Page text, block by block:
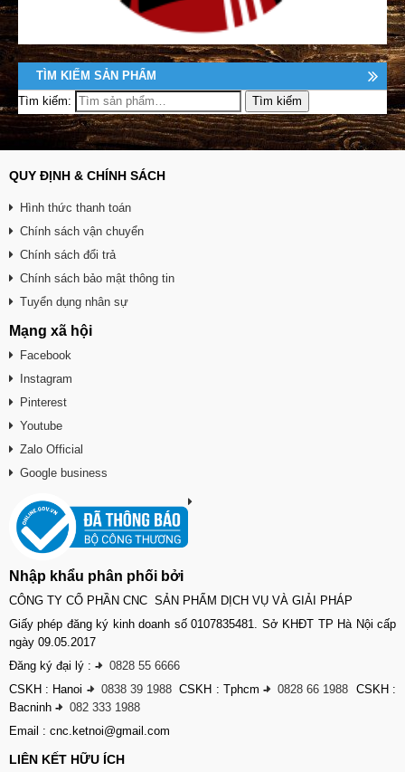
TÌM KIẾM SẢN PHẨM
Tìm kiếm:
QUY ĐỊNH & CHÍNH SÁCH
Hình thức thanh toán
Chính sách vận chuyển
Chính sách đổi trả
Chính sách bảo mật thông tin
Tuyển dụng nhân sự
Mạng xã hội
Facebook
Instagram
Pinterest
Youtube
Zalo Official
Google business
Nhập khẩu phân phối bởi
CÔNG TY CỔ PHẦN CNC SẢN PHẨM DỊCH VỤ VÀ GIẢI PHÁP
Giấy phép đăng ký kinh doanh số 0107835481. Sở KHĐT TP Hà Nội cấp
ngày 09.05.2017
Đăng ký đại lý : -
0828 55 6666
CSKH : Hanoi - 0838 39 1988 CSKH : Tphcm- 0828 66 1988 CSKH :
Bacninh -
082 333 1988
Email : cnc.ketnoi@gmail.com
LIÊN KẾT HỮU ÍCH